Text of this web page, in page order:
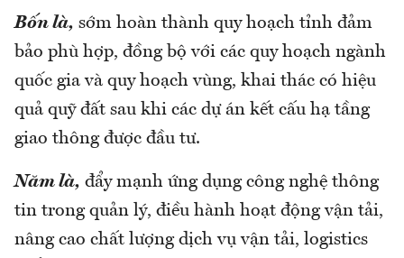
Bốn là, sớm hoàn thành quy hoạch tỉnh đảm
bảo phù hợp, đồng bộ với các quy hoạch ngành
quốc gia và quy hoạch vùng, khai thác có hiệu
quả quỹ đất sau khi các dự án kết cấu hạ tầng
giao thông được đầu tư.
Năm là, đẩy mạnh ứng dụng công nghệ thông
tin trong quản lý, điều hành hoạt động vận tải,
nâng cao chất lượng dịch vụ vận tải, logistics